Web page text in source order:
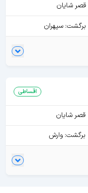
قصر شایان
برگشت: سپهران
اقساطی
قصر شایان
برگشت: وارش